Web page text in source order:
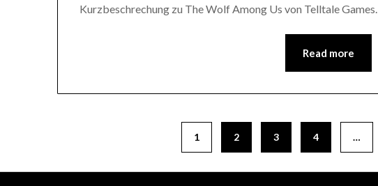
Kurzbeschrechung zu The Wolf Among Us von Telltale Games.
Read more
1 2 3 4 …